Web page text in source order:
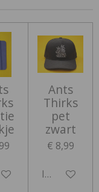
Ants
Thirks
pet
zwart
€ 8,99
In